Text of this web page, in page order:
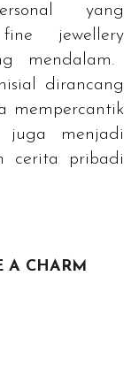
yang
fine jewellery
mendalam.
dirancang
mempercantik
menjadi
cerita pribadi
A CHARM